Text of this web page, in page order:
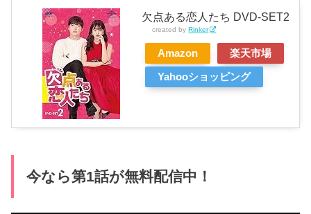
欠点ある恋人たち DVD-SET2
created byRinker
Amazon 楽天市場
Yahooショッピング
今なら第1話が無料配信中！